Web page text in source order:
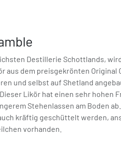
Destillerie Schottlands,
aus dem preisgekrönten Original
und selbst auf Shetland
Likör hat einen sehr hohen
Stehenlassen am Boden
kräftig geschüttelt werden,
vorhanden.